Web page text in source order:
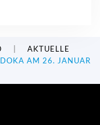
AKTUELLE
AM 26. JANUAR